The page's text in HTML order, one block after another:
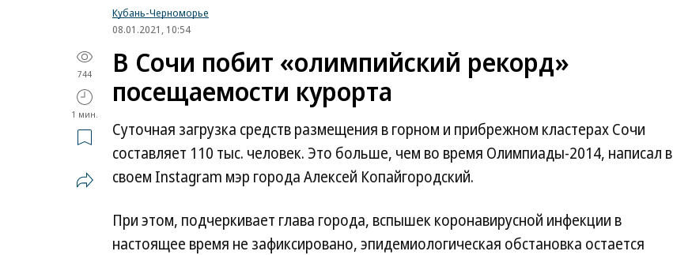
Кубань-Черноморье
08.01.2021, 10:54
744
1 мин.
В Сочи побит «олимпийский рекорд»
посещаемости курорта
Суточная загрузка средств размещения в горном и прибрежном кластерах Сочи
составляет 110 тыс. человек. Это больше, чем во время Олимпиады-2014, написал в
своем Instagram мэр города Алексей Копайгородский.
При этом, подчеркивает глава города, вспышек коронавирусной инфекции в
настоящее время не зафиксировано, эпидемиологическая обстановка остается